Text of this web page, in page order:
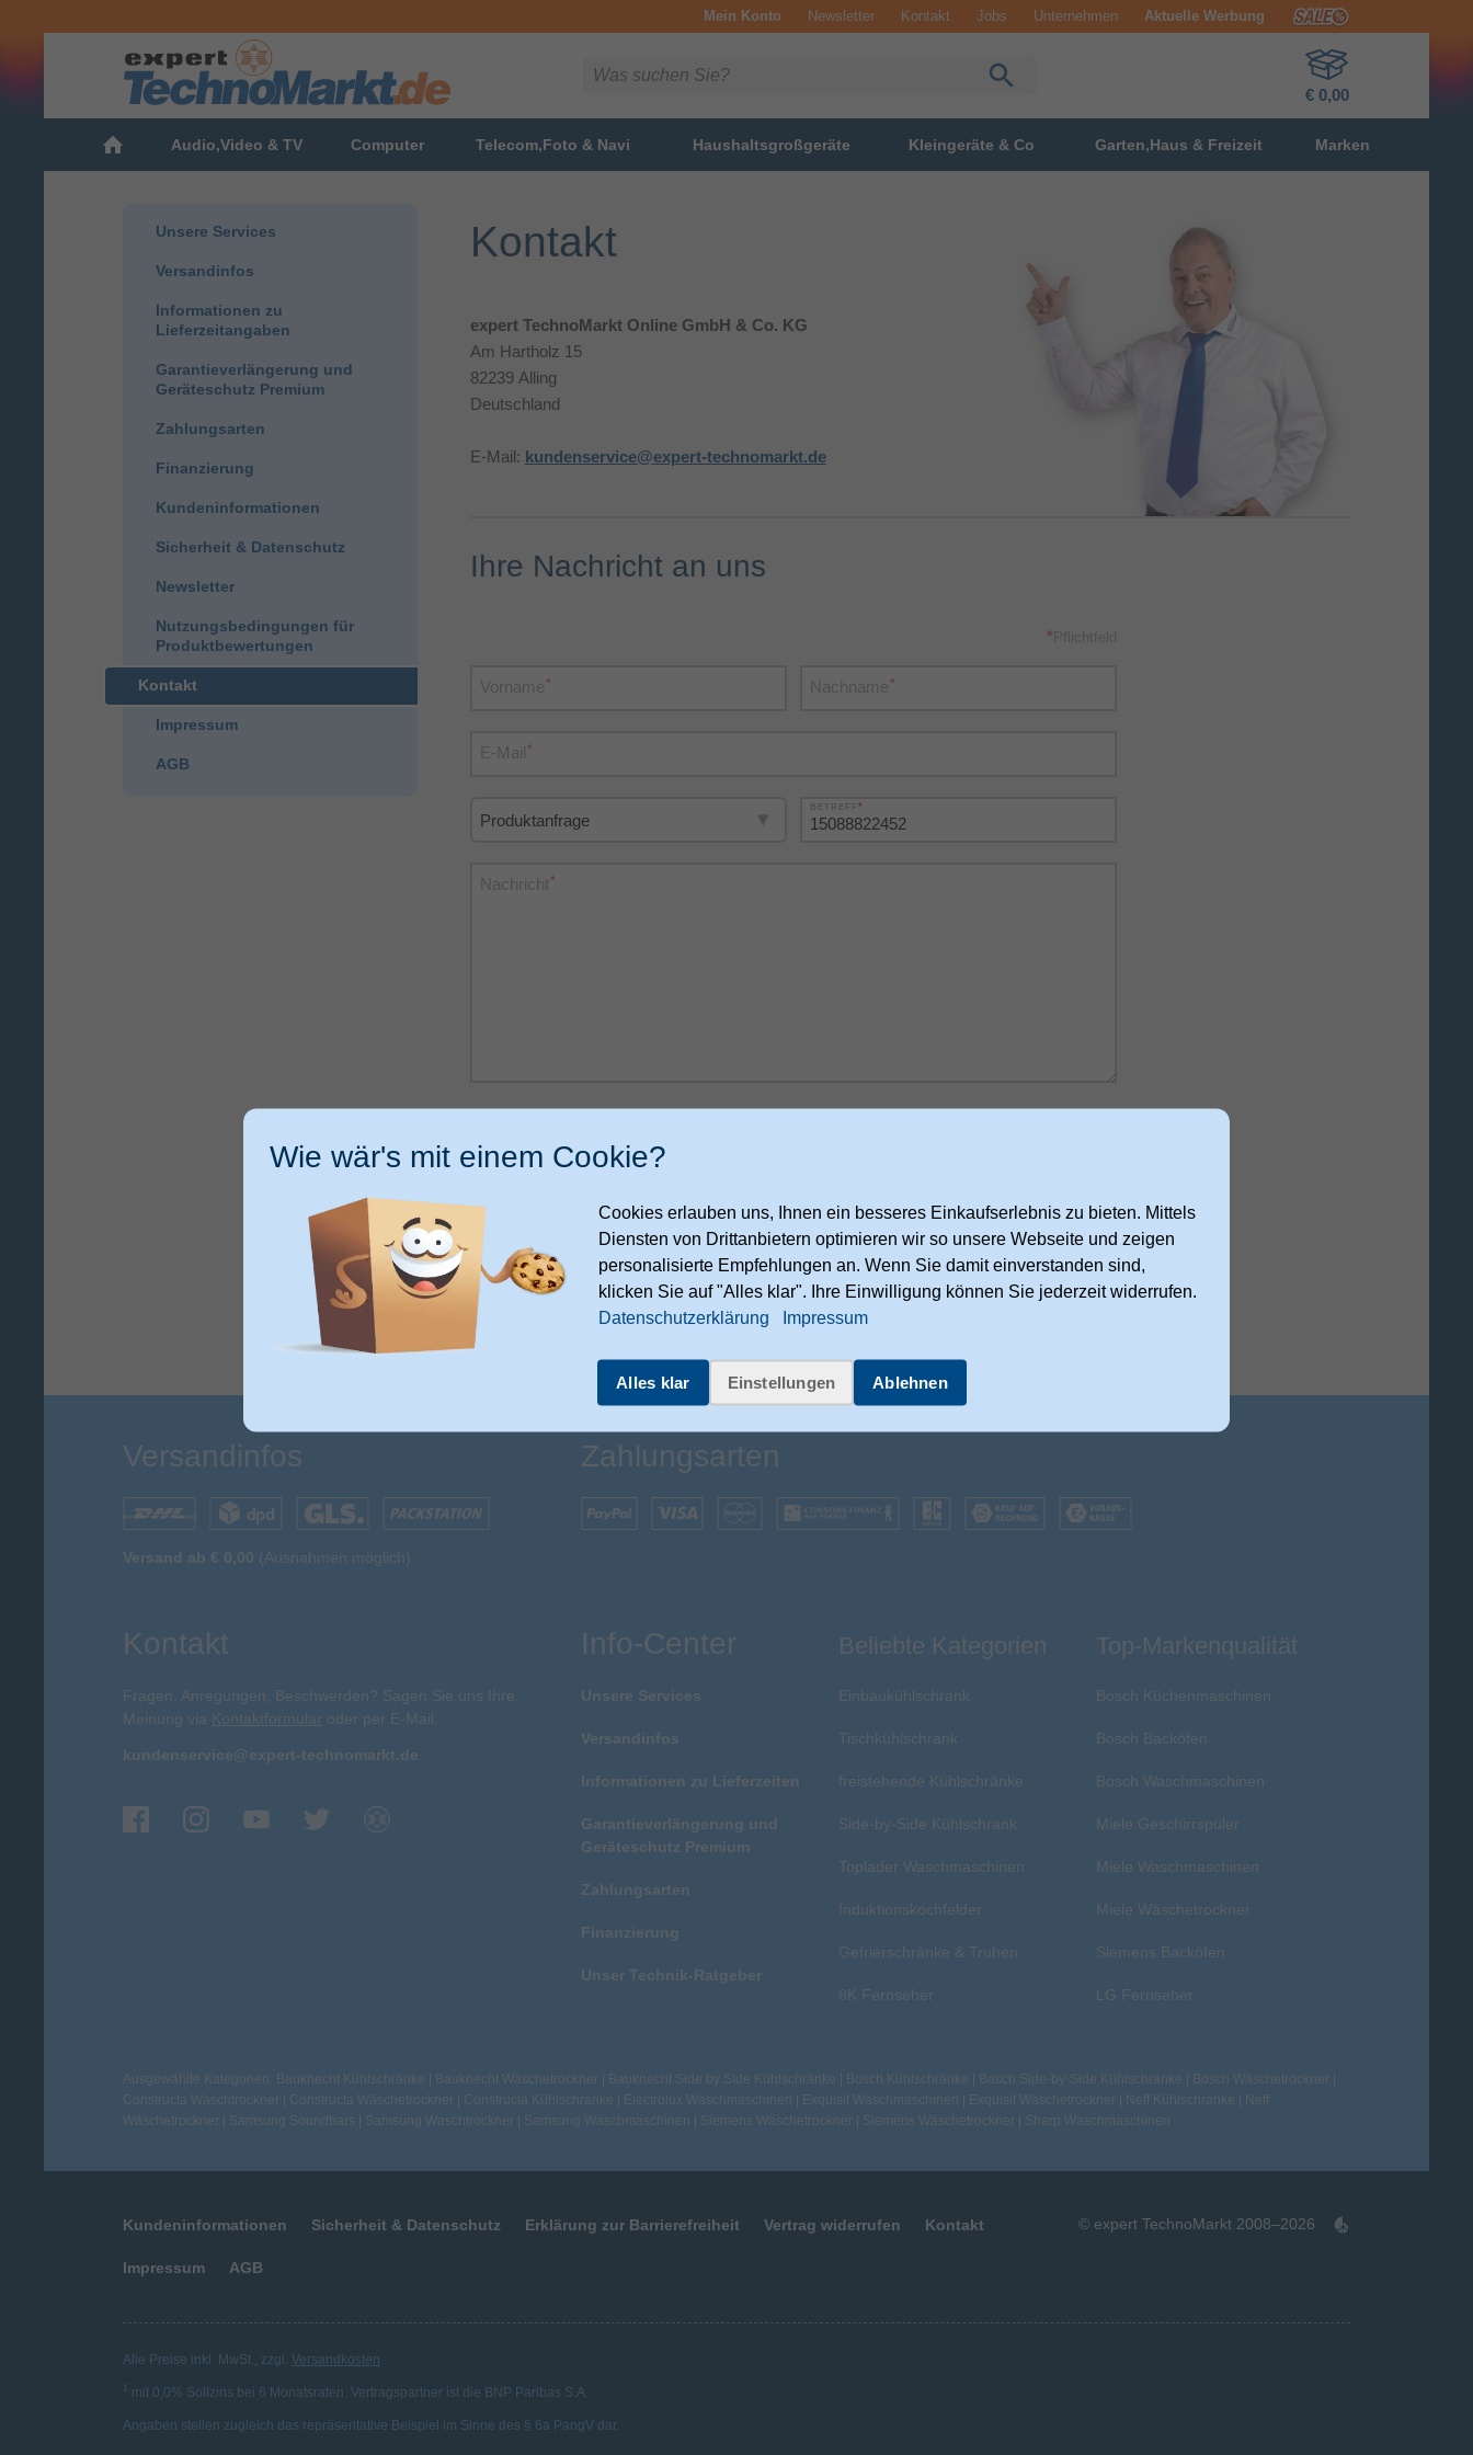
Mein Konto Newsletter Kontakt Jobs Unternehmen Aktuelle Werbung
€ 0,00
Audio,Video & TV Computer Telecom,Foto & Navi Haushaltsgroßgeräte Kleingeräte & Co Garten,Haus & Freizeit Marken
Unsere Services
Versandinfos
Informationen zu
Lieferzeitangaben
Garantieverlängerung und
Geräteschutz Premium
Zahlungsarten
Finanzierung
Kundeninformationen
Sicherheit & Datenschutz
Newsletter
Nutzungsbedingungen für
Produktbewertungen
Kontakt
Impressum
AGB
Kontakt
expert TechnoMarkt Online GmbH & Co. KG
Am Hartholz 15
82239 Alling
Deutschland
E-Mail: kundenservice@expert-technomarkt.de
Ihre Nachricht an uns
*
Vorname* Nachname*
E-Mail*
*
Nachricht*
gespeichert werden. Ich kann meine Einwilligung jederzeit per E-Mail an
kundenservice@expert-technomarkt.de
Versandinfos
Versand ab € 0,00 (Ausnahmen möglich)
Zahlungsarten
Kontakt
Fragen, Anregungen, Beschwerden? Sagen Sie uns Ihre
Meinung via Kontaktformular oder per E-Mail:
kundenservice@expert-technomarkt.de
Info-Center
Unsere Services
Versandinfos
Informationen zu Lieferzeiten
Garantieverlängerung und
Geräteschutz Premium
Zahlungsarten
Finanzierung
Unser Technik-Ratgeber
Beliebte Kategorien
Einbaukühlschrank
Tischkühlschrank
freistehende Kühlschränke
Side-by-Side Kühlschrank
Toplader Waschmaschinen
Induktionskochfelder
Gefrierschränke & Truhen
8K Fernseher
Top-Markenqualität
Bosch Küchenmaschinen
Bosch Backöfen
Bosch Waschmaschinen
Miele Geschirrspüler
Miele Waschmaschinen
Miele Wäschetrockner
Siemens Backöfen
LG Fernseher
Ausgewählte Kategorien: Bauknecht Kühlschränke | Bauknecht Wäschetrockner | Bauknecht Side by Side Kühlschränke | Bosch Kühlschränke | Bosch Side-by-Side Kühlschränke | Bosch Wäschetrockner |
Constructa Waschtrockner | Constructa Wäschetrockner | Constructa Kühlschränke | Electrolux Waschmaschinen | Exquisit Waschmaschinen | Exquisit Wäschetrockner | Neff Kühlschränke | Neff
Wäschetrockner | Samsung Soundbars | Samsung Waschtrockner | Samsung Waschmaschinen | Siemens Wäschetrockner | Siemens Wäschetrockner | Sharp Waschmaschinen
Kundeninformationen Sicherheit & Datenschutz Erklärung zur Barrierefreiheit Vertrag widerrufen Kontakt
Impressum AGB
© expert TechnoMarkt 2008–2026
Alle Preise inkl. MwSt., zzgl. Versandkosten
1 mit 0,0% Sollzins bei 6 Monatsraten. Vertragspartner ist die BNP Paribas S.A.
Angaben stellen zugleich das repräsentative Beispiel im Sinne des § 6a PangV dar.
Wie wär's mit einem Cookie?
Cookies erlauben uns, Ihnen ein besseres Einkaufserlebnis zu bieten. Mittels
Diensten von Drittanbietern optimieren wir so unsere Webseite und zeigen
personalisierte Empfehlungen an. Wenn Sie damit einverstanden sind,
klicken Sie auf "Alles klar". Ihre Einwilligung können Sie jederzeit widerrufen.
Datenschutzerklärung
Impressum
Alles klar Einstellungen Ablehnen